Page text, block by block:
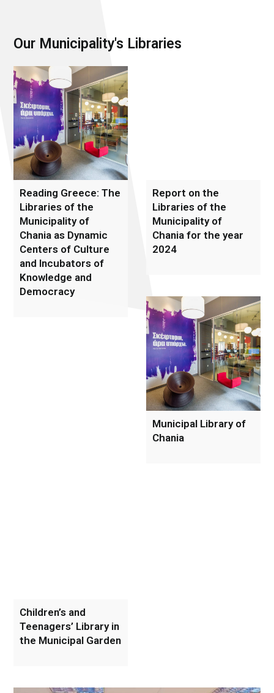
Our Municipality's Libraries
Reading Greece: The
Libraries of the
Municipality of
Chania as Dynamic
Centers of Culture
and Incubators of
Knowledge and
Democracy
Report on the
Libraries of the
Municipality of
Chania for the year
2024
Municipal Library of
Chania
Children’s and
Teenagers’ Library in
the Municipal Garden